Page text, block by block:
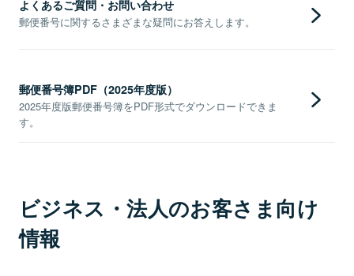
よくあるご質問・お問い合わせ
郵便番号に関するさまざまな疑問にお答えします。
郵便番号簿PDF（2025年度版）
2025年度版郵便番号簿をPDF形式でダウンロードできま
す。
ビジネス・法人のお客さま向け
情報